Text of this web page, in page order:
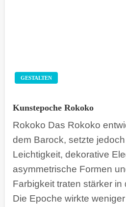
GESTALTEN
Kunstepoche Rokoko
Rokoko Das Rokoko
dem Barock, setzte
Leichtigkeit, dekorative
asymmetrische Formen
Farbigkeit traten stärker in
Die Epoche wirkte